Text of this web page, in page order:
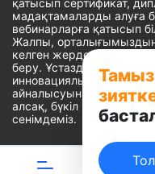
қатысып сертификат,
мадақтамаларды алуға
вебинарларға қатысып
Жалпы,
келген жерде, кез-
беру. Ұстаздардың
инновациялық шешім
айналысуына уақыт
алсақ, бүкіл Қазақ
сенімдеміз.